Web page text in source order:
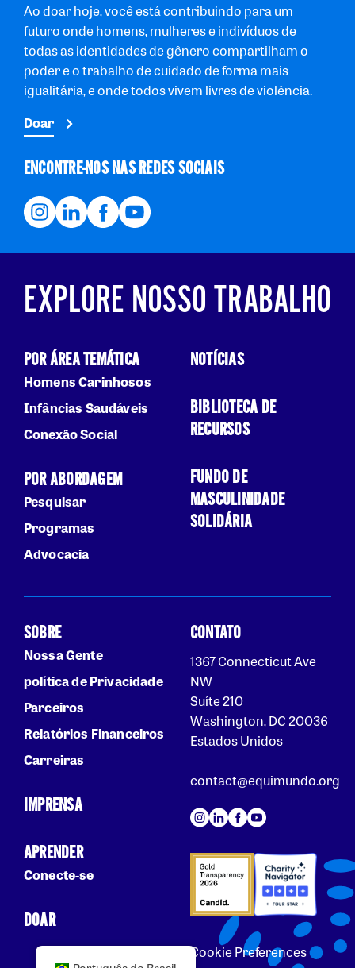
Ao doar hoje, você está contribuindo para um
futuro onde homens, mulheres e indivíduos de
todas as identidades de gênero compartilham o
poder e o trabalho de cuidado de forma mais
igualitária, e onde todos vivem livres de violência.
Doar
ENCONTRE-NOS NAS REDES SOCIAIS
EXPLORE NOSSO TRABALHO
POR ÁREA TEMÁTICA
Homens Carinhosos
Infâncias Saudáveis
Conexão Social
POR ABORDAGEM
Pesquisar
Programas
Advocacia
NOTÍCIAS
BIBLIOTECA DE
RECURSOS
FUNDO DE
MASCULINIDADE
SOLIDÁRIA
SOBRE
Nossa Gente
política de Privacidade
Parceiros
Relatórios Financeiros
Carreiras
IMPRENSA
APRENDER
Conecte-se
DOAR
CONTATO
1367 Connecticut Ave
NW
Suíte 210
Washington, DC 20036
Estados Unidos
contact@equimundo.org
Cookie Preferences